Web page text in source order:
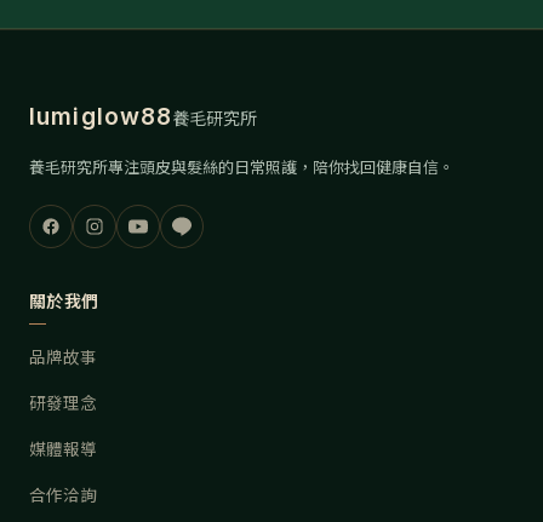
lumiglow88養毛研究所
養毛研究所專注頭皮與髮絲的日常照護，陪你找回健康自信。
關於我們
品牌故事
研發理念
媒體報導
合作洽詢